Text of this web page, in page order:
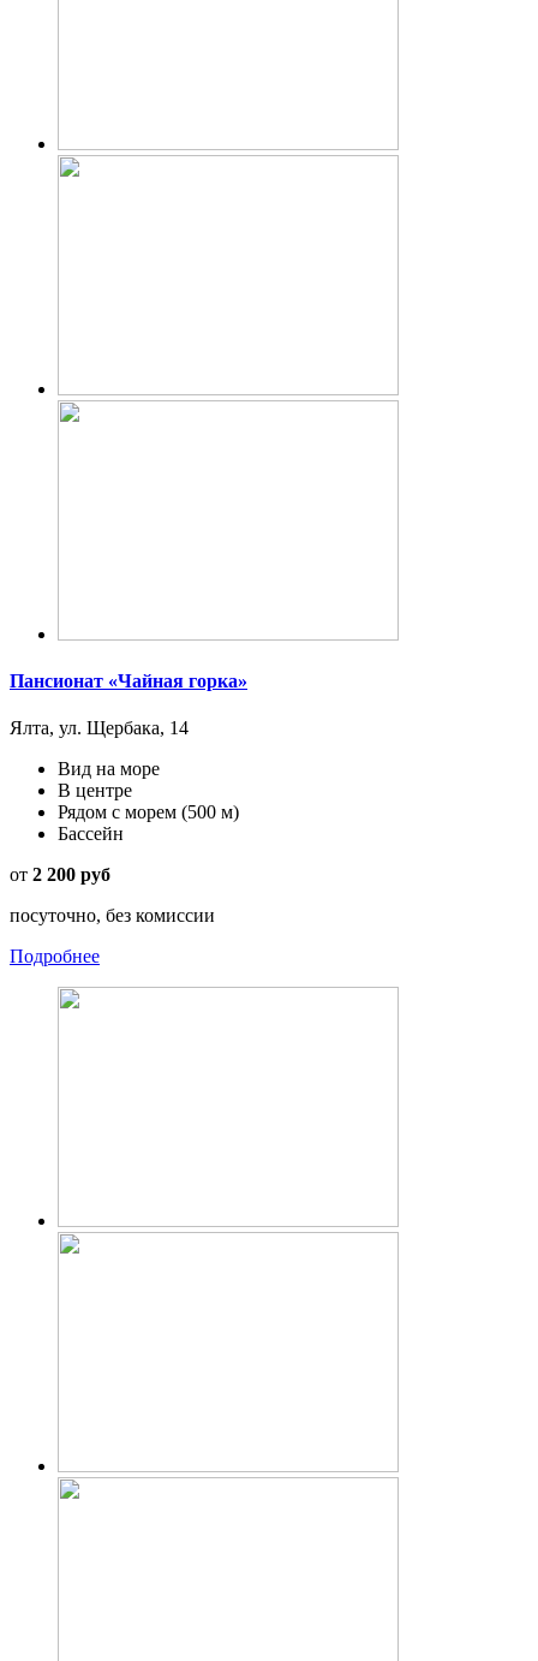
Пансионат «Чайная горка»
Ялта, ул. Щербака, 14
Вид на море
В центре
Рядом с морем (500 м)
Бассейн
от 2 200 руб
посуточно, без комиссии
Подробнее